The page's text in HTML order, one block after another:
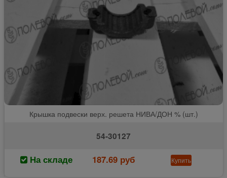
Крышка подвески верх. решета НИВА/ДОН % (шт.)
54-30127
На складе 187.69 руб Купить